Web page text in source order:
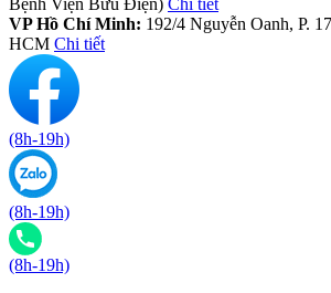
Bệnh Viện Bưu Điện) Chi tiết
VP Hồ Chí Minh: 192/4 Nguyễn Oanh, P.
HCM Chi tiết
(8h-19h)
(8h-19h)
(8h-19h)